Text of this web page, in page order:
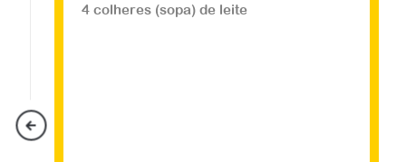
4 colheres (sopa) de leite